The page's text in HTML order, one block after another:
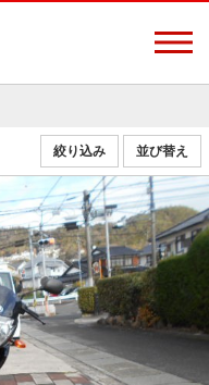
並び替え
絞り込み